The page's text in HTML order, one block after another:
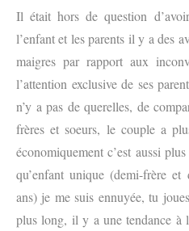
Il était hors de question
l’enfant et les parents il y a des
maigres par rapport aux
l’attention exclusive de ses
n’y a pas de querelles, de
frères et soeurs, le couple a
économiquement c’est aussi
qu’enfant unique (demi-frère
ans) je me suis ennuyée, tu
plus long, il y a une tendance à